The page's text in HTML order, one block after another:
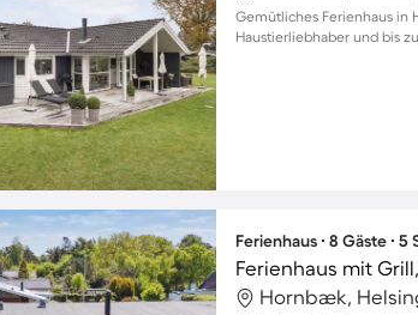
Gemütliches Ferienhaus in
Haustierliebhaber und bis
Ferienhaus ∙ 8 Gäste ∙
Ferienhaus mit
Hornbæk,